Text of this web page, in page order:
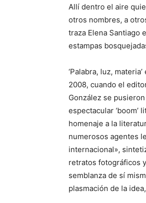
Allí dentro el aire
otros nombres, a
traza Elena Santiago
estampas
‘Palabra, luz,
2008, cuando el
González se
espectacular
homenaje a la
numerosos agentes
internacional»,
retratos fotográficos
semblanza de sí
plasmación de la